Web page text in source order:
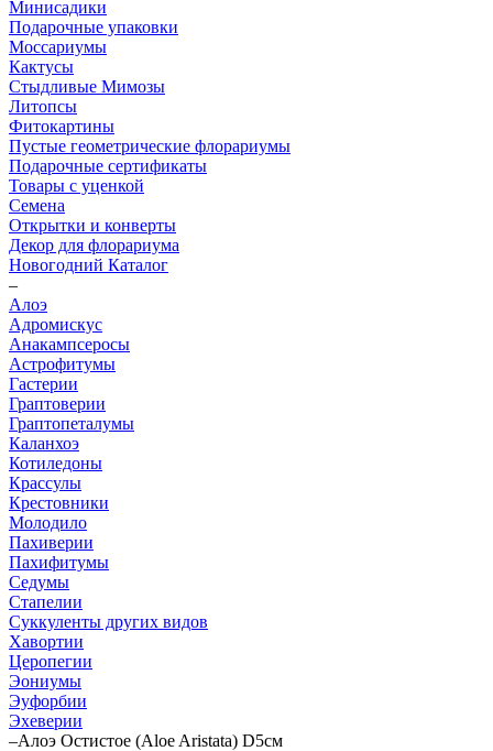
Минисадики
Подарочные упаковки
Моссариумы
Кактусы
Стыдливые Мимозы
Литопсы
Фитокартины
Пустые геометрические флорариумы
Подарочные сертификаты
Товары с уценкой
Семена
Открытки и конверты
Декор для флорариума
Новогодний Каталог
–
Алоэ
Адромискус
Анакампсеросы
Астрофитумы
Гастерии
Граптоверии
Граптопеталумы
Каланхоэ
Котиледоны
Крассулы
Крестовники
Молодило
Пахиверии
Пахифитумы
Седумы
Стапелии
Суккуленты других видов
Хавортии
Церопегии
Эониумы
Эуфорбии
Эхеверии
–Алоэ Остистое (Aloe Aristata) D5см